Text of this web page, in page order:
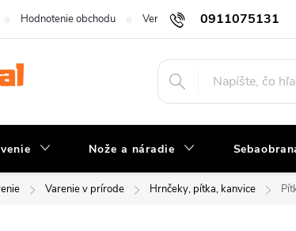
0911075131
Hodnotenie obchodu Vernostný program Slovník
Nože a náradie
Varenie v prírode Hrnčeky, pítka, kanvice